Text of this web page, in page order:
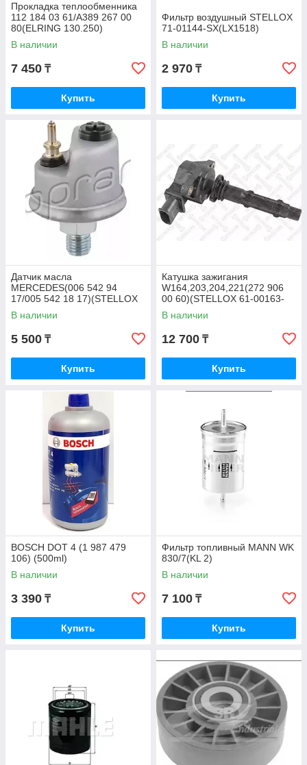
Прокладка теплообменника
112 184 03 61/A389 267 00
80(ELRING 130.250)
В наличии
7 450 ₸
Купить
Фильтр воздушный STELLOX
71-01144-SX(LX1518)
В наличии
2 970 ₸
Купить
Датчик масла
MERCEDES(006 542 94
17/005 542 18 17)(STELLOX
06-08018-SX)
В наличии
5 500 ₸
Купить
Катушка зажигания
W164,203,204,221(272 906
00 60)(STELLOX 61-00163-
SX)
В наличии
12 700 ₸
Купить
BOSCH DOT 4 (1 987 479
106) (500ml)
В наличии
3 390 ₸
Купить
Фильтр топливный MANN WK
830/7(KL 2)
В наличии
7 100 ₸
Купить